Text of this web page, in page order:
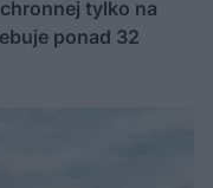
tylko na
ponad 32